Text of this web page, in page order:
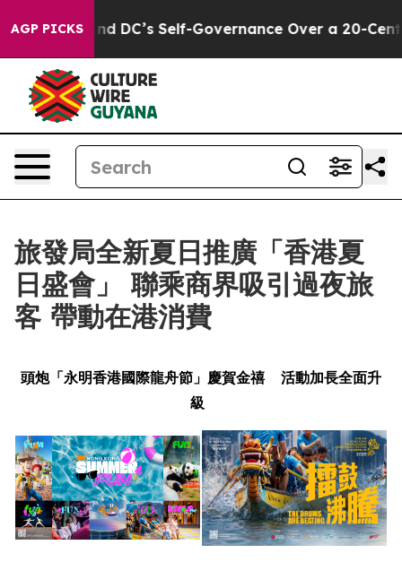
AGP PICKS
to End DC’s Self-Governance Over a 20-Cent
旅發局全新夏日推廣「香港夏
日盛會」 聯乘商界吸引過夜旅
客 帶動在港消費
頭炮「永明香港國際龍舟節」慶賀金禧
活動加長全面升
級